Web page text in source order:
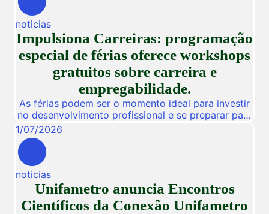
noticias
Impulsiona Carreiras: programação
especial de férias oferece workshops
gratuitos sobre carreira e
empregabilidade.
As férias podem ser o momento ideal para investir
no desenvolvimento profissional e se preparar para
novas oportunidades no mercado de trabalho.
Pensando nisso, a Unifametro Carreiras promoverá,
de 27 a 31 de julho, o Impulsiona Carreiras, uma
programação especial de férias composta por
workshops online e gratuitos voltados para alunos,
egressos e público interessado. […]
1/07/2026
noticias
Unifametro anuncia Encontros
Científicos da Conexão Unifametro